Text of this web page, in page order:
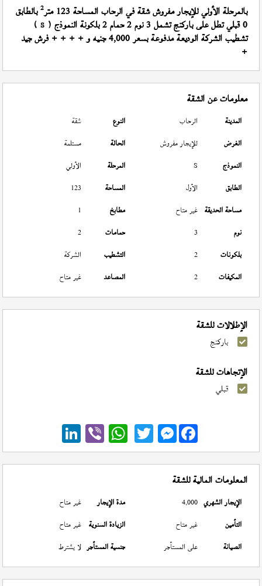
بالمرحلة الأولي للإيجار مفروش شقة في الرحاب المساحة 123 متر 2بالطابق
0 قبلي تطل على باركنج تشمل 3 نوم 2 حمام 2 بلكونة النموذج ( S
)
تشطيب الشركة الوديعة مدفوعة بسعر 4,000 جنيه و + + + + فرش جيد
+
معلومات عن الشقة
المدينة الرحاب النوع
شقة
الغرض
للإيجار مفروش الحالة
مستلمة
النموذج
S المرحلة
الأولي
الطابق
الأول المساحة
123
مساحة الحديقة غير متاح مطابخ
1
نوم
3 حمامات
2
بلكونات
2 التشطيب
الشركة
المكيفات
2 المصاعد غير متاح
الإطلالات للشقة
باركنج
الإتجاهات للشقة
قبلي
Messenger
المعلومات المالية للشقة
الإيجار الشهري 4,000 مدة الإيجار
غير متاح
التأمين
غير متاح الزيادة السنوية غير متاح
الصيانة
على المستأجر جنسية المستأجر لا يشترط